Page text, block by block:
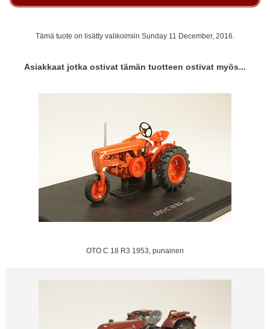
Tämä tuote on lisätty valikoimiin Sunday 11 December, 2016.
Asiakkaat jotka ostivat tämän tuotteen ostivat myös...
OTO C 18 R3 1953, punainen